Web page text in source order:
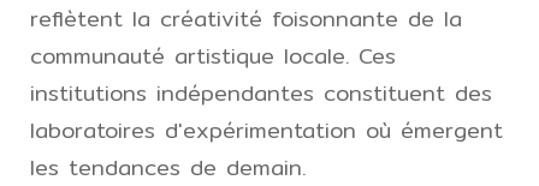
reflètent la créativité foisonnante de la
communauté artistique locale. Ces
institutions indépendantes constituent des
laboratoires d'expérimentation où émergent
les tendances de demain.